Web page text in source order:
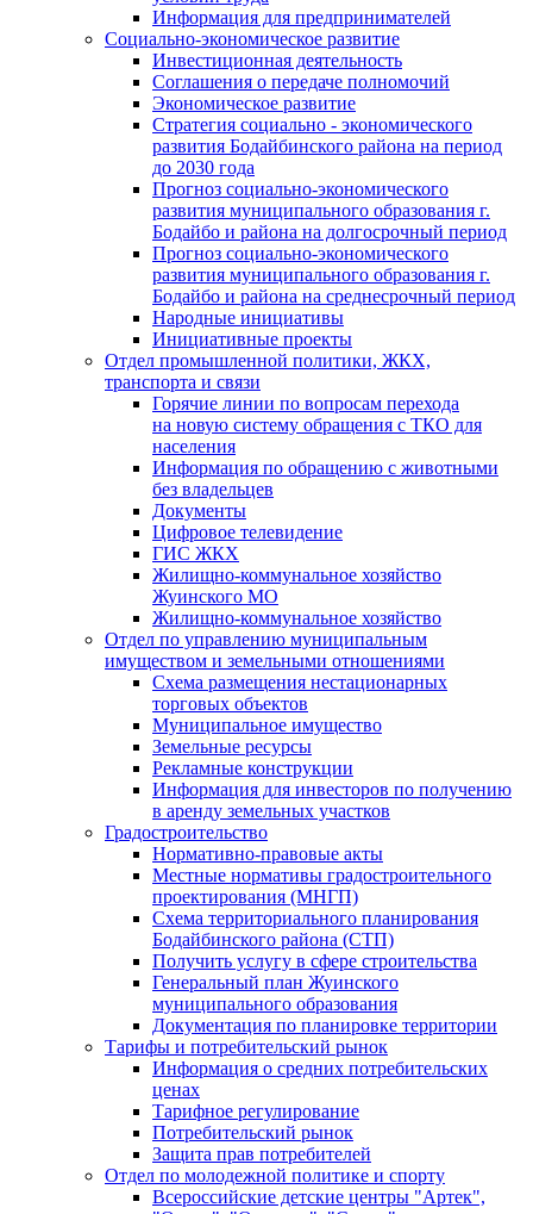
Информация для предпринимателей
Социально-экономическое развитие
Инвестиционная деятельность
Соглашения о передаче полномочий
Экономическое развитие
Стратегия социально - экономического
развития Бодайбинского района на период
до 2030 года
Прогноз социально-экономического
развития муниципального образования г.
Бодайбо и района на долгосрочный период
Прогноз социально-экономического
развития муниципального образования г.
Бодайбо и района на среднесрочный период
Народные инициативы
Инициативные проекты
Отдел промышленной политики, ЖКХ,
транспорта и связи
Горячие линии по вопросам перехода
на новую систему обращения с ТКО для
населения
Информация по обращению с животными
без владельцев
Документы
Цифровое телевидение
ГИС ЖКХ
Жилищно-коммунальное хозяйство
Жуинского МО
Жилищно-коммунальное хозяйство
Отдел по управлению муниципальным
имуществом и земельными отношениями
Схема размещения нестационарных
торговых объектов
Муниципальное имущество
Земельные ресурсы
Рекламные конструкции
Информация для инвесторов по получению
в аренду земельных участков
Градостроительство
Нормативно-правовые акты
Местные нормативы градостроительного
проектирования (МНГП)
Схема территориального планирования
Бодайбинского района (СТП)
Получить услугу в сфере строительства
Генеральный план Жуинского
муниципального образования
Документация по планировке территории
Тарифы и потребительский рынок
Информация о средних потребительских
ценах
Тарифное регулирование
Потребительский рынок
Защита прав потребителей
Отдел по молодежной политике и спорту
Всероссийские детские центры "Артек",